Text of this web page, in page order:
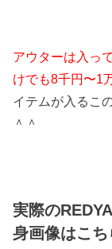
アウターは入っ
けでも8千円〜1
イテムが入るこ
＾＾
実際の
身画像はこち